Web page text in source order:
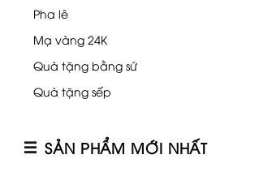
Pha lê
Mạ vàng 24K
Quà tặng bằng sứ
Quà tặng sếp
SẢN PHẨM MỚI NHẤT